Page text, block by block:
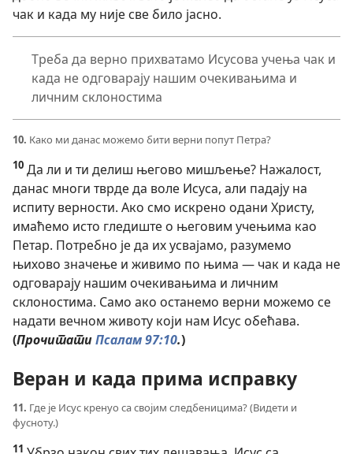
чак и када му није све било јасно.
Треба да верно прихватамо Исусова учења чак и
када не одговарају нашим очекивањима и
личним склоностима
10. Како ми данас можемо бити верни попут Петра?
10 Да ли и ти делиш његово мишљење? Нажалост,
данас многи тврде да воле Исуса, али падају на
испиту верности. Ако смо искрено одани Христу,
имаћемо исто гледиште о његовим учењима као
Петар. Потребно је да их усвајамо, разумемо
њихово значење и живимо по њима — чак и када не
одговарају нашим очекивањима и личним
склоностима. Само ако останемо верни можемо се
надати вечном животу који нам Исус обећава.
(ПрочитатиПсалам 97:10.)
Веран и када прима исправку
11. Где је Исус кренуо са својим следбеницима? (Видети и
фусноту.)
11